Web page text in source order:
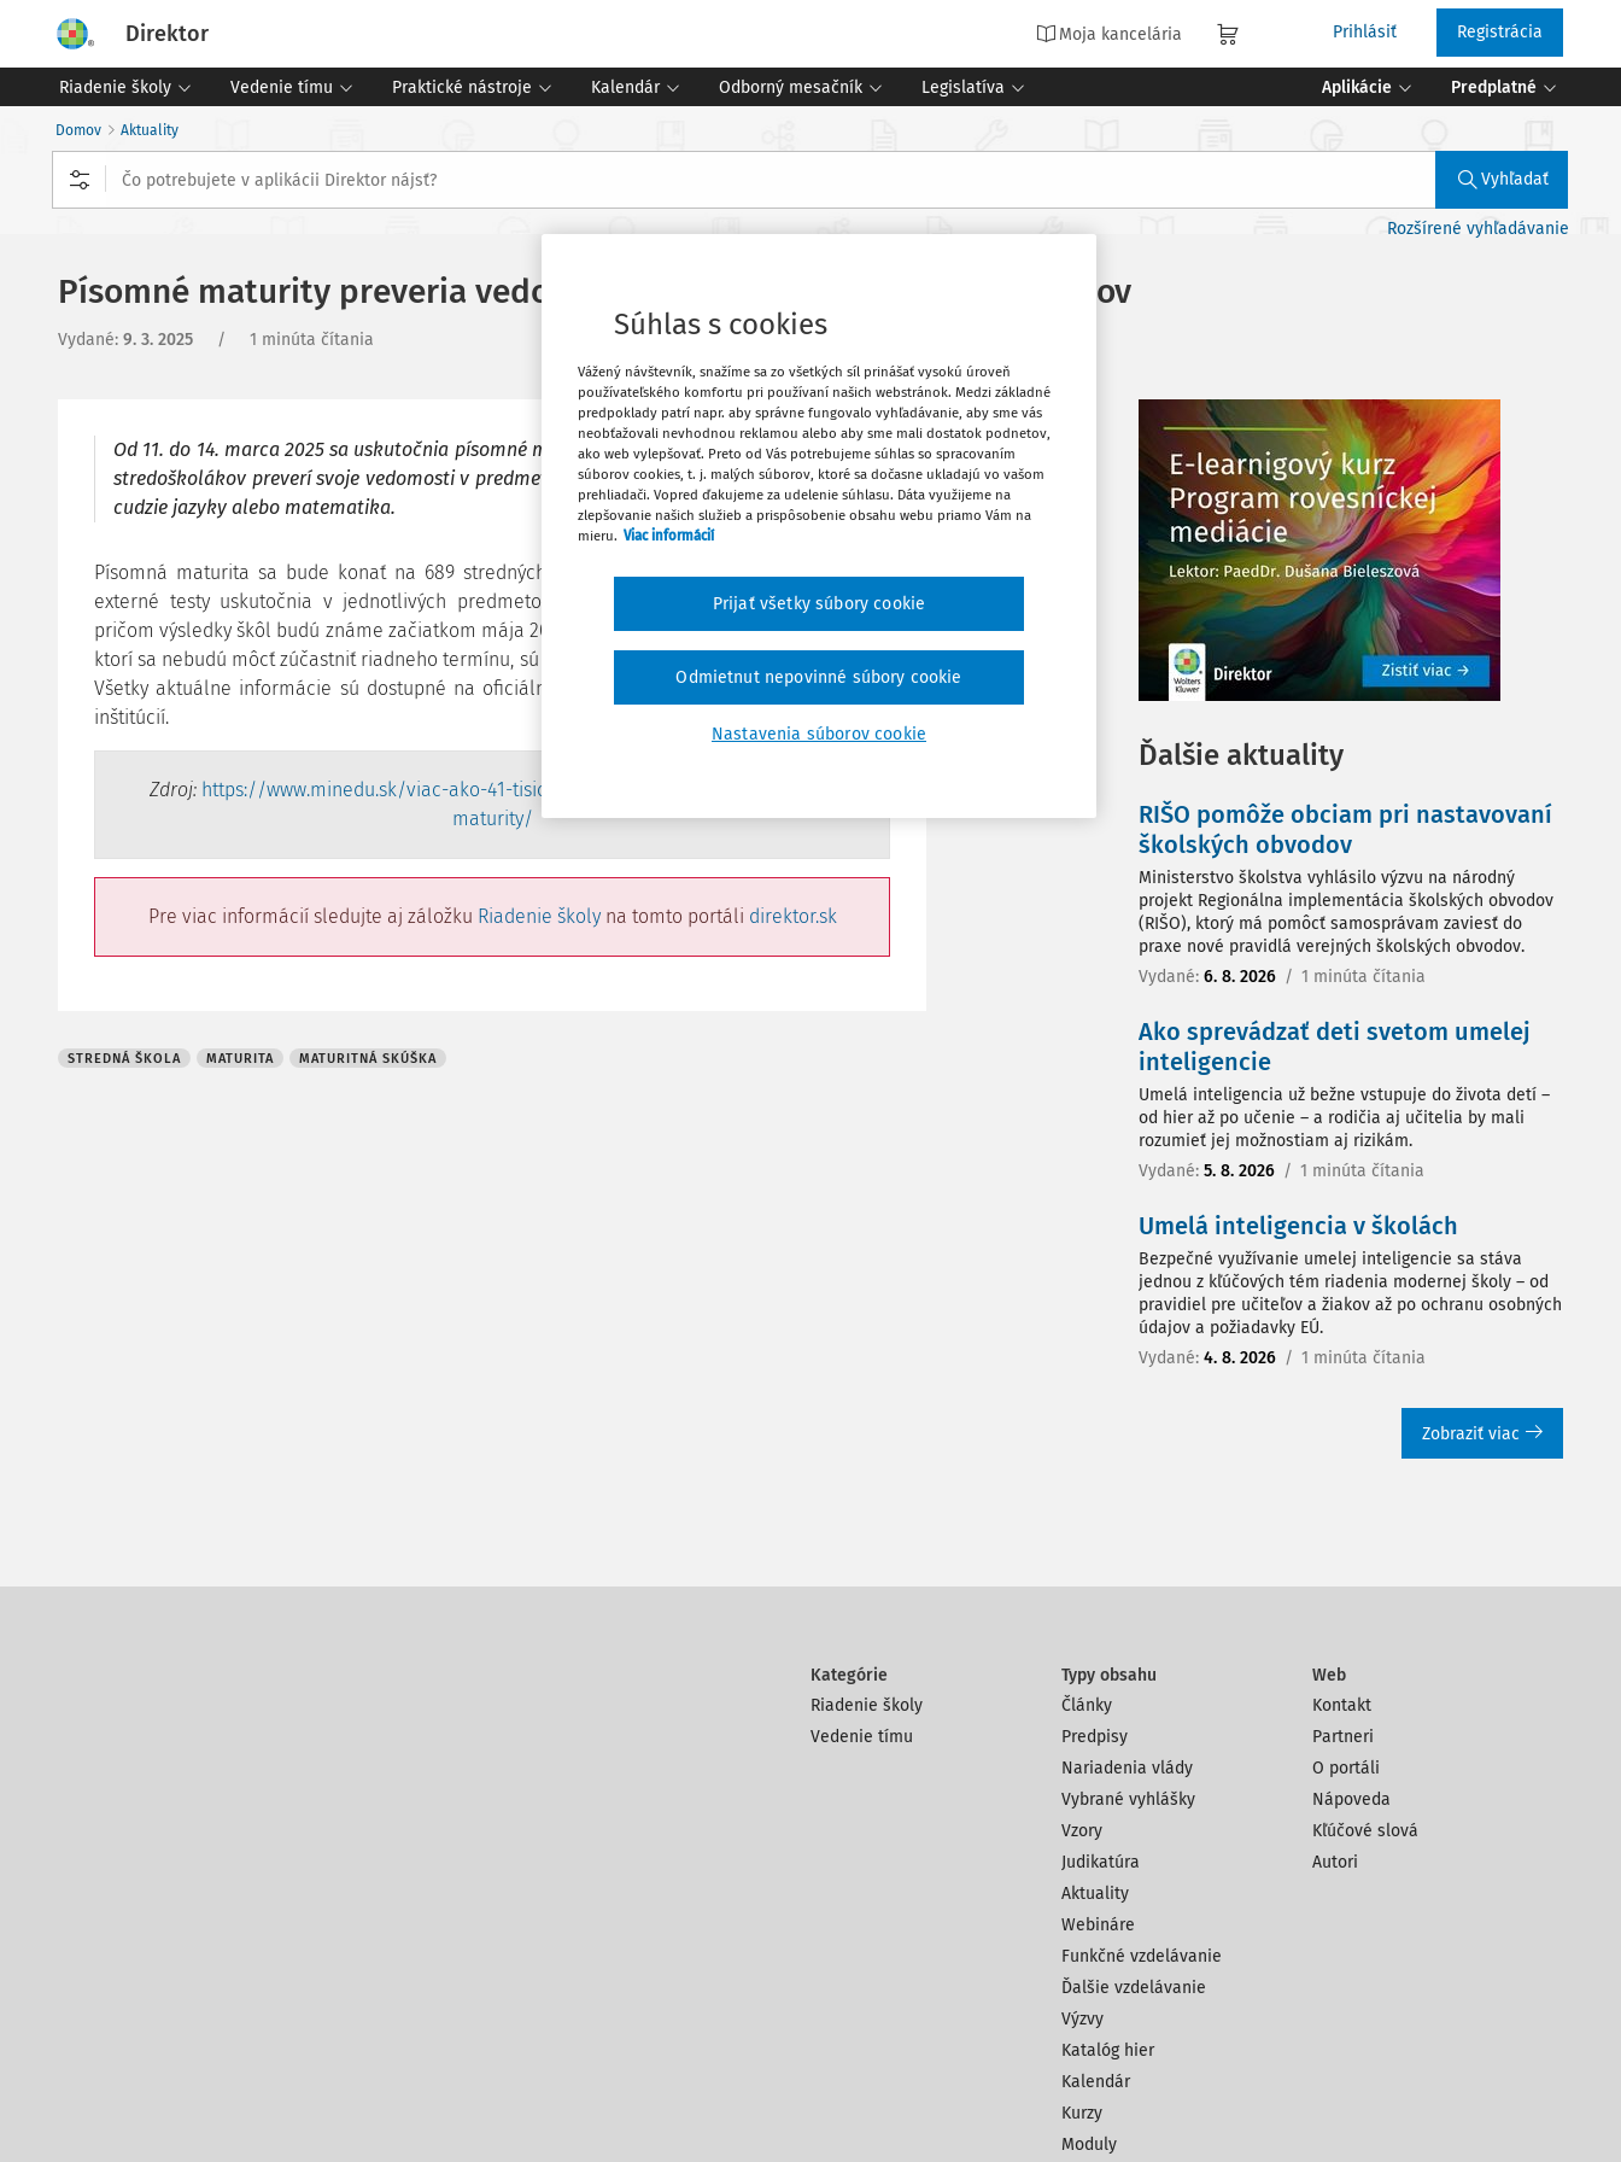
Direktor Moja kancelária Prihlásiť Registrácia
Riadenie školy Vedenie tímu Praktické nástroje Kalendár Odborný mesačník Legislatíva Aplikácie Predplatné
Domov Aktuality
Vyhľadať
Rozšírené vyhľadávanie
Písomné maturity preveria vedomosti viac ako 41-tisíc stredoškolákov
Vydané: 9. 3. 2025 / 1 minúta čítania
Od 11. do 14. marca 2025 sa uskutočnia písomné maturity, na ktorých si viac než 41-tisíc
stredoškolákov preverí svoje vedomosti v predmetoch ako slovenský jazyk a literatúra,
cudzie jazyky alebo matematika.
Písomná maturita sa bude konať na 689 stredných školách. Počas maturitného týždňa sa
externé testy uskutočnia v jednotlivých predmetoch podľa stanoveného harmonogramu,
pričom výsledky škôl budú známe začiatkom mája 2025. Náhradný a opravný termín pre tých,
ktorí sa nebudú môcť zúčastniť riadneho termínu, sú naplánované na apríl a september 2025.
Všetky aktuálne informácie sú dostupné na oficiálnych webových stránkach zodpovedných
inštitúcií.
Zdroj: https://www.minedu.sk/viac-ako-41-tisic-stredoskolakov-cakaju-pisomne-
maturity/
Pre viac informácií sledujte aj záložku Riadenie školyna tomto portáli direktor.sk
STREDNÁ ŠKOLA MATURITA MATURITNÁ SKÚŠKA
Obľúbené
Vytlačiť
Ďalšie aktuality
RIŠO pomôže obciam pri nastavovaní
školských obvodov
Ministerstvo školstva vyhlásilo výzvu na národný
projekt Regionálna implementácia školských obvodov
(RIŠO), ktorý má pomôcť samosprávam zaviesť do
praxe nové pravidlá verejných školských obvodov.
Vydané: 6. 8. 2026 / 1 minúta čítania
Ako sprevádzať deti svetom umelej
inteligencie
Umelá inteligencia už bežne vstupuje do života detí –
od hier až po učenie – a rodičia aj učitelia by mali
rozumieť jej možnostiam aj rizikám.
Vydané: 5. 8. 2026 / 1 minúta čítania
Umelá inteligencia v školách
Bezpečné využívanie umelej inteligencie sa stáva
jednou z kľúčových tém riadenia modernej školy – od
pravidiel pre učiteľov a žiakov až po ochranu osobných
údajov a požiadavky EÚ.
Vydané: 4. 8. 2026 / 1 minúta čítania
Zobraziť viac
Kategórie
Riadenie školy
Vedenie tímu
Typy obsahu
Články
Predpisy
Nariadenia vlády
Vybrané vyhlášky
Vzory
Judikatúra
Aktuality
Webináre
Funkčné vzdelávanie
Ďalšie vzdelávanie
Výzvy
Katalóg hier
Kalendár
Kurzy
Moduly
Web
Kontakt
Partneri
O portáli
Nápoveda
Kľúčové slová
Autori
Súhlas s cookies
Vážený návštevník, snažíme sa zo všetkých síl prinášať vysokú úroveň
používateľského komfortu pri používaní našich webstránok. Medzi základné
predpoklady patrí napr. aby správne fungovalo vyhľadávanie, aby sme vás
neobťažovali nevhodnou reklamou alebo aby sme mali dostatok podnetov,
ako web vylepšovať. Preto od Vás potrebujeme súhlas so spracovaním
súborov cookies, t. j. malých súborov, ktoré sa dočasne ukladajú vo vašom
prehliadači. Vopred ďakujeme za udelenie súhlasu. Dáta využijeme na
zlepšovanie našich služieb a prispôsobenie obsahu webu priamo Vám na
mieru. Viac informácií
Nastavenia súborov cookie
Odmietnut nepovinné súbory cookie
Prijať všetky súbory cookie